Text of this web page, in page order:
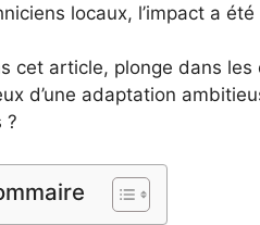
locaux, l’impact a
cet article, plonge dans
d’une adaptation
?